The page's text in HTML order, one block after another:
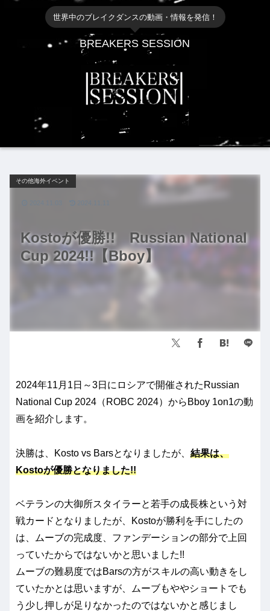
世界中のブレイクダンスの動画・情報を発信！
BREAKERS SESSION
Kostoが優勝!! Russian National
Cup 2024!!【Bboy】
その他海外イベント
2024年11月1日～3日にロシアで開催されたRussian
National Cup 2024（ROBC 2024）からBboy 1on1の動
画を紹介します。
決勝は、Kosto vs Barsとなりましたが、 結果は、
Kostoが優勝となりました!!
ベテランの大御所スタイラーと若手の成長株という対
戦カードとなりましたが、Kostoが勝利を手にしたの
は、ムーブの完成度、ファンデーションの部分で上回
っていたからではないかと思いました!!
ムーブの難易度ではBarsの方がスキルの高い動きをし
ていたかとは思いますが、ムーブもややショートでも
う少し押しが足りなかったのではないかと感じまし